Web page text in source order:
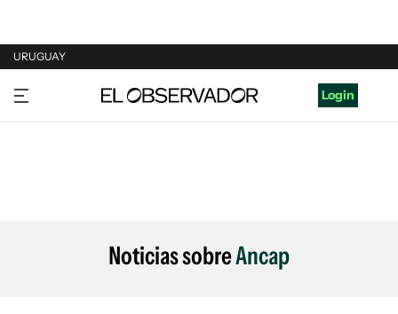
URUGUAY
URUGUAY
ARGENTINA
Login
Noticias sobreAncap